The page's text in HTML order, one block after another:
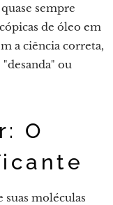
sempre
de óleo em
a ciência correta,
ou
O
moléculas